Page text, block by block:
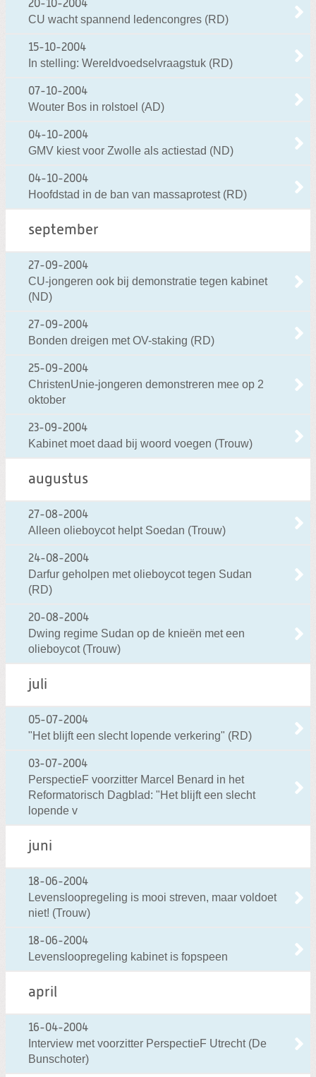
20-10-2004
CU wacht spannend ledencongres (RD)
15-10-2004
In stelling: Wereldvoedselvraagstuk (RD)
07-10-2004
Wouter Bos in rolstoel (AD)
04-10-2004
GMV kiest voor Zwolle als actiestad (ND)
04-10-2004
Hoofdstad in de ban van massaprotest (RD)
september
27-09-2004
CU-jongeren ook bij demonstratie tegen kabinet
(ND)
27-09-2004
Bonden dreigen met OV-staking (RD)
25-09-2004
ChristenUnie-jongeren demonstreren mee op 2
oktober
23-09-2004
Kabinet moet daad bij woord voegen (Trouw)
augustus
27-08-2004
Alleen olieboycot helpt Soedan (Trouw)
24-08-2004
Darfur geholpen met olieboycot tegen Sudan
(RD)
20-08-2004
Dwing regime Sudan op de knieën met een
olieboycot (Trouw)
juli
05-07-2004
"Het blijft een slecht lopende verkering" (RD)
03-07-2004
PerspectieF voorzitter Marcel Benard in het
Reformatorisch Dagblad: "Het blijft een slecht
lopende v
juni
18-06-2004
Levensloopregeling is mooi streven, maar voldoet
niet! (Trouw)
18-06-2004
Levensloopregeling kabinet is fopspeen
april
16-04-2004
Interview met voorzitter PerspectieF Utrecht (De
Bunschoter)